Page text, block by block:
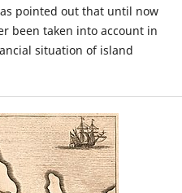
pointed out that until now
been taken into account in
situation of island